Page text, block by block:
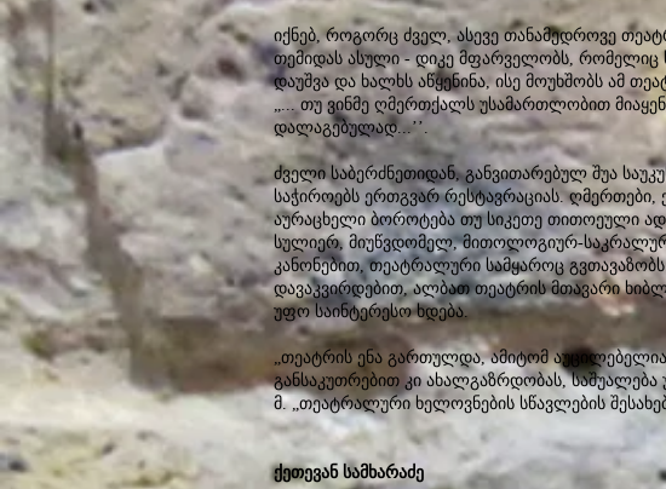
იქნებ, როგორც ძველ, ასევე თანამედროვე
თემიდას ასული - დიკე მფარველობს, რომელიც
დაუშვა და ხალხს აწყენინა, ისე მოუხშობს ამ
„... თუ ვინმე ღმერთქალს უსამართლობით
დალაგებულად...’’.
ძველი საბერძნეთიდან, განვითარებულ შუა
საჭიროებს ერთგვარ რესტავრაციას. ღმერთები,
აურაცხელი ბოროტება თუ სიკეთე თითოეული
სულიერ, მიუწვდომელ, მითოლოგიურ-საკრალურ
კანონებით, თეატრალური სამყაროც
დავაკვირდებით, ალბათ თეატრის მთავარი
უფო საინტერესო ხდება.
„თეატრის ენა გართულდა, ამიტომ
განსაკუთრებით კი ახალგაზრდობას, საშუალება
მ. „თეატრალური ხელოვნების სწავლების
ქეთევან სამხარაძე